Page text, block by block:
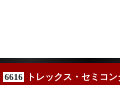
6616
トレックス・セミコ